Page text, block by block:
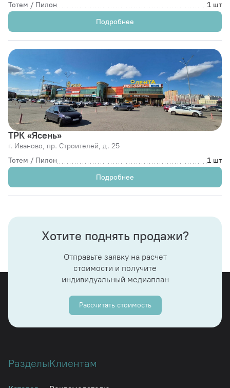
Тотем / Пилон
1 шт
Подробнее
ТРК «Ясень»
г. Иваново, пр. Строителей, д. 25
Тотем / Пилон
1 шт
Подробнее
Хотите поднять продажи?
Отправьте заявку на расчет
стоимости и получите
индивидуальный медиаплан
Рассчитать стоимость
РазделыКлиентам